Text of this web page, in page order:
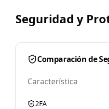
Seguridad y
Comparación de
Característica
2FA